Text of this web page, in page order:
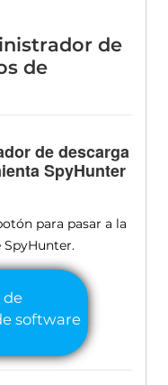
de
de
de descarga
SpyHunter
para pasar a la
SpyHunter.